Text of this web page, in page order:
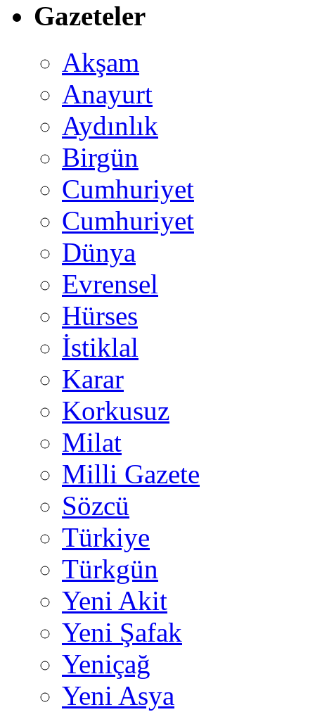
Gazeteler
Akşam
Anayurt
Aydınlık
Birgün
Cumhuriyet
Cumhuriyet
Dünya
Evrensel
Hürses
İstiklal
Karar
Korkusuz
Milat
Milli Gazete
Sözcü
Türkiye
Türkgün
Yeni Akit
Yeni Şafak
Yeniçağ
Yeni Asya